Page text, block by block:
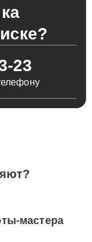
23
мастера